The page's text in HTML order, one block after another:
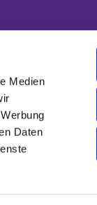
Medien
Daten